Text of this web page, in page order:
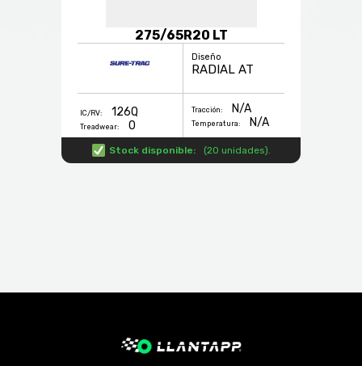
275/65R20 LT
Diseño
RADIAL AT
IC/RV: 126Q
Treadwear: 0
Tracción: N/A
Temperatura: N/A
Stock disponible: (20 unidades).